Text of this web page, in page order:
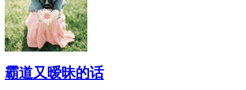
霸道又暧昧的话